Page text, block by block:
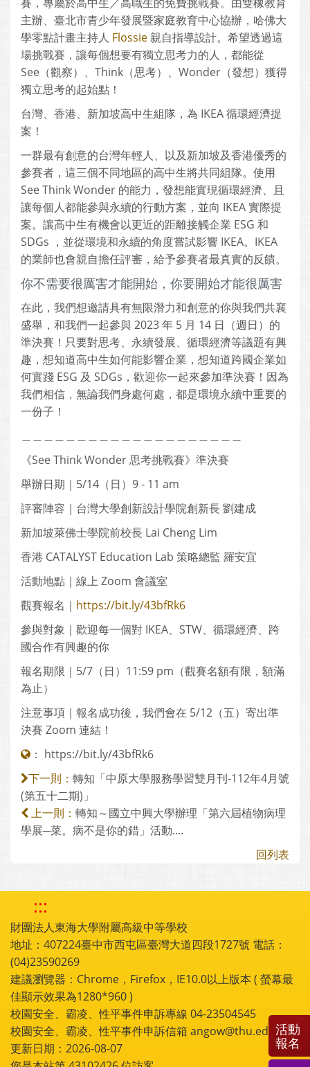
主辦、臺北市青少年發展暨家庭教育中心協辦，哈佛大
學零點計畫主持人 Flossie親自指導設計。希望透過這
場挑戰賽，讓每個想要有獨立思考力的人，都能從
See（觀察）、Think（思考）、Wonder（發想）獲得
獨立思考的起始點！
台灣、香港、新加坡高中生組隊，為 IKEA 循環經濟提
案！
一群最有創意的台灣年輕人、以及新加坡及香港優秀的
參賽者，這三個不同地區的高中生將共同組隊。使用
See Think Wonder 的能力，發想能實現循環經濟、且
讓每個人都能參與永續的行動方案，並向 IKEA 實際提
案。讓高中生有機會以更近的距離接觸企業 ESG 和
SDGs ，並從環境和永續的角度嘗試影響 IKEA。IKEA
的業師也會親自擔任評審，給予參賽者最真實的反饋。
你不需要很厲害才能開始，你要開始才能很厲害
在此，我們想邀請具有無限潛力和創意的你與我們共襄
盛舉，和我們一起參與 2023 年 5 月 14 日（週日）的
準決賽！只要對思考、永續發展、循環經濟等議題有興
趣，想知道高中生如何能影響企業，想知道跨國企業如
何實踐 ESG 及 SDGs，歡迎你一起來參加準決賽！因為
我們相信，無論我們身處何處，都是環境永續中重要的
一份子！
《See Think Wonder 思考挑戰賽》準決賽
舉辦日期｜5/14（日）9 - 11 am
評審陣容｜台灣大學創新設計學院創新長 劉建成
新加坡萊佛士學院前校長 Lai Cheng Lim
香港 CATALYST Education Lab 策略總監 羅安宜
活動地點｜線上 Zoom 會議室
觀賽報名｜ https://bit.ly/43bfRk6
參與對象｜歡迎每一個對 IKEA、STW、循環經濟、跨
國合作有興趣的你
報名期限｜5/7（日）11:59 pm（觀賽名額有限，額滿
為止）
注意事項｜報名成功後，我們會在 5/12（五）寄出準
決賽 Zoom 連結！
： https://bit.ly/43bfRk6
下一則： 轉知「中原大學服務學習雙月刊-112年4月號
(第五十二期)」
上一則： 轉知～國立中興大學辦理「第六屆植物病理
學展─菜。病不是你的錯」活動....
回列表
:::
財團法人東海大學附屬高級中等學校
地址：407224臺中市西屯區臺灣大道四段1727號 電話：
(04)23590269
建議瀏覽器：Chrome，Firefox，IE10.0以上版本 ( 螢幕最
佳顯示效果為1280*960 )
校園安全、霸凌、性平事件申訴專線 04-23504545
校園安全、霸凌、性平事件申訴信箱 angow@thu.edu.tw
更新日期：2026-08-07
活動
報名